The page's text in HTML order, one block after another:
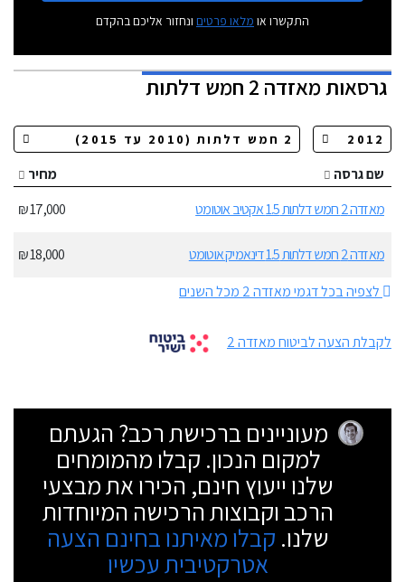
התקשרו או מלאו פרטים ונחזור אליכם בהקדם
גרסאותמאזדה 2 חמש דלתות
שם גרסה
מחיר
מאזדה 2 חמש דלתות 1.5 אקטיב אוטומט
17,000 ₪
מאזדה 2 חמש דלתות 1.5 דינאמיק אוטומט
18,000 ₪
לצפיה בכל דגמי מאזדה 2 מכל השנים
לקבלת הצעה לביטוח מאזדה 2
מעוניינים ברכישת רכב? הגעתם
למקום הנכון. קבלו מהמומחים
שלנו ייעוץ חינם, הכירו את מבצעי
הרכב וקבוצות הרכישה המיוחדות
שלנו. קבלו מאיתנו בחינם הצעה
אטרקטיבית עכשיו